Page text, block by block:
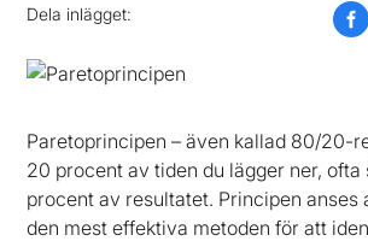
Dela inlägget:
Paretoprincipen – även kallad 80/20-
20 procent av tiden du lägger ner, ofta
procent av resultatet. Principen anses
den mest effektiva metoden för att